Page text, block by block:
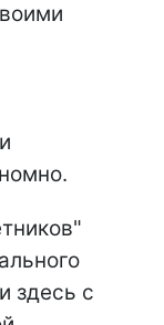
здесь с